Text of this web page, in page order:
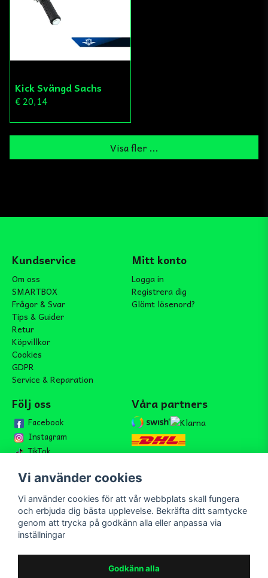
Kick Svängd Sachs
€ 20,14
Visa fler ...
Kundservice
Om oss
SMARTBOX
Frågor & Svar
Tips & Guider
Retur
Köpvillkor
Cookies
GDPR
Service & Reparation
Mitt konto
Logga in
Registrera dig
Glömt lösenord?
Följ oss
Facebook
Instagram
TikTok
Våra partners
Bli medlem i vårt nyhetsbrev
email
Mejladress Skicka
Bli medlem i vårt nyhetsbrev och ta del av våra nyheter och
Vi använder cookies
Vi använder cookies för att vår webbplats skall fungera
och erbjuda dig bästa upplevelse. Bekräfta ditt samtycke
genom att trycka på godkänn alla eller anpassa via
inställningar
Godkänn alla